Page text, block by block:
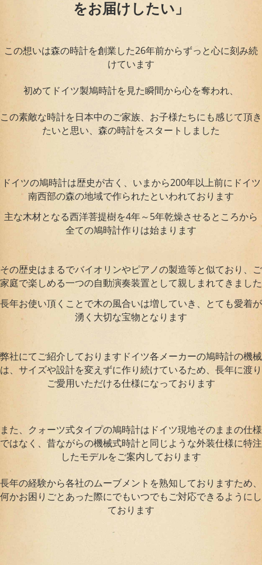
をお届けしたい」
この想いは森の時計を創業した26年前からずっと心に刻み続
けています
初めてドイツ製鳩時計を見た瞬間から心を奪われ、
この素敵な時計を日本中のご家族、お子様たちにも感じて頂き
たいと思い、森の時計をスタートしました
ドイツの鳩時計は歴史が古く、いまから200年以上前にドイツ
南西部の森の地域で作られたといわれております
主な木材となる西洋菩提樹を4年～5年乾燥させるところから
全ての鳩時計作りは始まります
その歴史はまるでバイオリンやピアノの製造等と似ており、ご
家庭で楽しめる一つの自動演奏装置として親しまれてきました
長年お使い頂くことで木の風合いは増していき、とても愛着が
湧く大切な宝物となります
弊社にてご紹介しておりますドイツ各メーカーの鳩時計の機械
は、サイズや設計を変えずに作り続けているため、長年に渡り
ご愛用いただける仕様になっております
また、クォーツ式タイプの鳩時計はドイツ現地そのままの仕様
ではなく、昔ながらの機械式時計と同じような外装仕様に特注
したモデルをご案内しております
長年の経験から各社のムーブメントを熟知しておりますため、
何かお困りごとあった際にでもいつでもご対応できるようにし
ております